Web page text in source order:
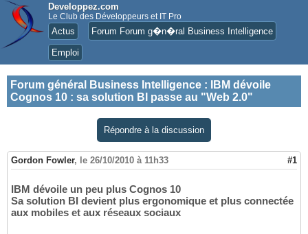
Developpez.com
Le Club des Développeurs et IT Pro
Actus Forum Forum g�n�ral Business Intelligence
Emploi
Forum général Business Intelligence :
IBM dévoile
Cognos 10 : sa solution BI passe au "Web 2.0"
Répondre à la discussion
Gordon Fowler, le 26/10/2010 à 11h33 #1
IBM dévoile un peu plus Cognos 10
Sa solution BI devient plus ergonomique et plus connectée
aux mobiles et aux réseaux sociaux